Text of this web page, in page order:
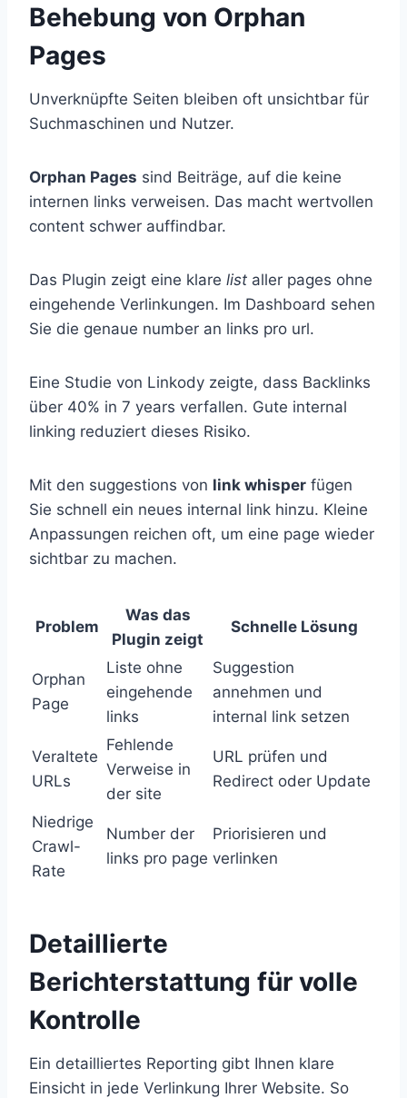
Behebung von Orphan
Pages
Unverknüpfte Seiten bleiben oft unsichtbar für
Suchmaschinen und Nutzer.
Orphan Pages sind Beiträge, auf die keine
internen links verweisen. Das macht wertvollen
content schwer auffindbar.
Das Plugin zeigt eine klare list aller pages ohne
eingehende Verlinkungen. Im Dashboard sehen
Sie die genaue number an links pro url.
Eine Studie von Linkody zeigte, dass Backlinks
über 40% in 7 years verfallen. Gute internal
linking reduziert dieses Risiko.
Mit den suggestions von link whisper fügen
Sie schnell ein neues internal link hinzu. Kleine
Anpassungen reichen oft, um eine page wieder
sichtbar zu machen.
Problem
Was das
Plugin zeigt
Schnelle Lösung
Orphan
Page
Liste ohne
eingehende
links
Suggestion
annehmen und
internal link setzen
Veraltete
URLs
Fehlende
Verweise in
der site
URL prüfen und
Redirect oder Update
Niedrige
Crawl-
Rate
Number der
links pro page
Priorisieren und
verlinken
Detaillierte
Berichterstattung für volle
Kontrolle
Ein detailliertes Reporting gibt Ihnen klare
Einsicht in jede Verlinkung Ihrer Website. So